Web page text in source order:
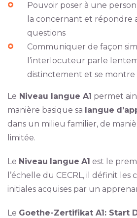
Pouvoir poser à une
la concernant et répondre
questions
Communiquer de façon
l’interlocuteur parle
distinctement et se montre
Le Niveau langue A1 permet
manière basique sa langue
dans un milieu familier, de
limitée.
Le Niveau langue A1 est le
l’échelle du CECRL, il définit les
initiales acquises par un
Le Goethe-Zertifikat A1: Start